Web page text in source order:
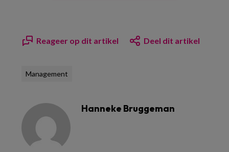
Reageer op dit artikel Deel dit artikel
Management
Hanneke Bruggeman